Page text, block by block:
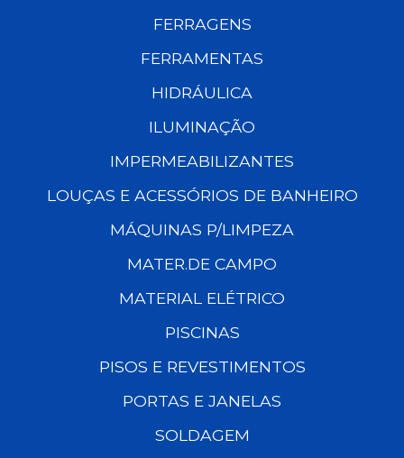
FERRAGENS
FERRAMENTAS
HIDRÁULICA
ILUMINAÇÃO
IMPERMEABILIZANTES
LOUÇAS E ACESSÓRIOS DE BANHEIRO
MÁQUINAS P/LIMPEZA
MATER.DE CAMPO
MATERIAL ELÉTRICO
PISCINAS
PISOS E REVESTIMENTOS
PORTAS E JANELAS
SOLDAGEM